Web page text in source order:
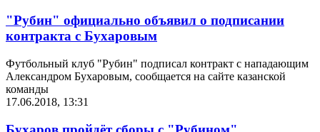
"Рубин" официально объявил о подписании
контракта с Бухаровым
Футбольный клуб "Рубин" подписал контракт с нападающим
Александром Бухаровым, сообщается на сайте казанской
команды
17.06.2018, 13:31